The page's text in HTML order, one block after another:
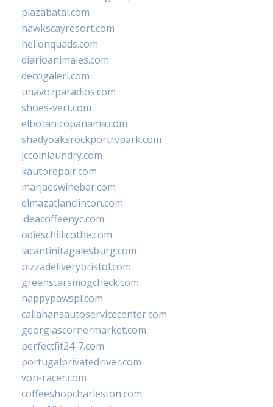
plazabatai.com
hawkscayresort.com
hellonquads.com
diarioanimales.com
decogaleri.com
unavozparadios.com
shoes-vert.com
elbotanicopanama.com
shadyoaksrockportrvpark.com
jccoinlaundry.com
kautorepair.com
marjaeswinebar.com
elmazatlanclinton.com
ideacoffeenyc.com
odieschillicothe.com
lacantinitagalesburg.com
pizzadeliverybristol.com
greenstarsmogcheck.com
happypawspl.com
callahansautoservicecenter.com
georgiascornermarket.com
perfectfit24-7.com
portugalprivatedriver.com
von-racer.com
coffeeshopcharleston.com